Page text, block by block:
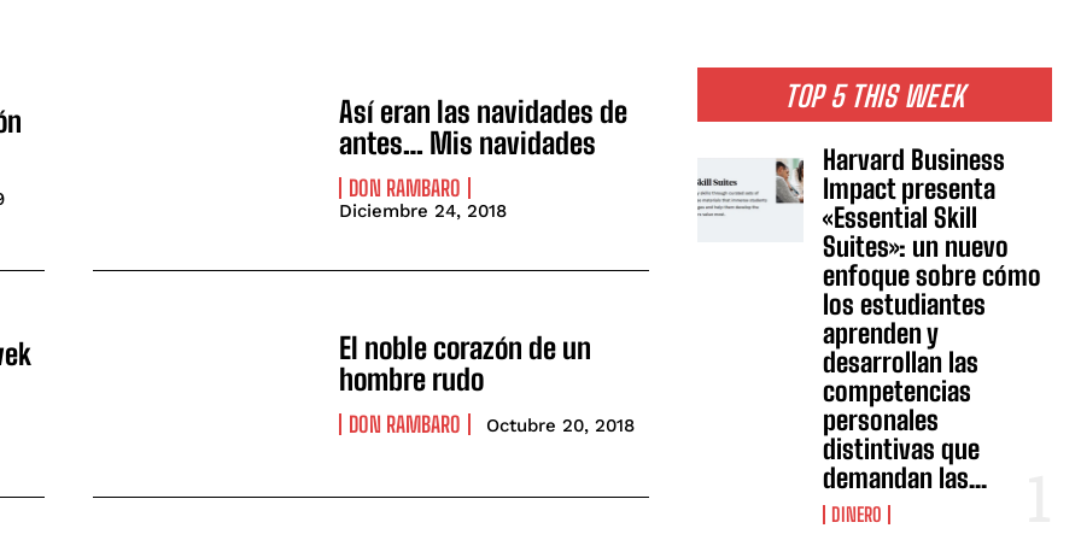
Así eran las navidades de
antes… Mis navidades
DON RAMBARO
Diciembre 24, 2018
El noble corazón de un
hombre rudo
DON RAMBARO Octubre 20, 2018
TOP 5 THIS WEEK
Harvard Business
Impact presenta
«Essential Skill
Suites»: un nuevo
enfoque sobre cómo
los estudiantes
aprenden y
desarrollan las
competencias
personales
distintivas que
demandan las...
DINERO